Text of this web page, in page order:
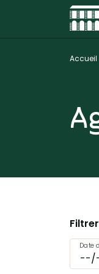
Vous
Accueil
Filtrer
Date